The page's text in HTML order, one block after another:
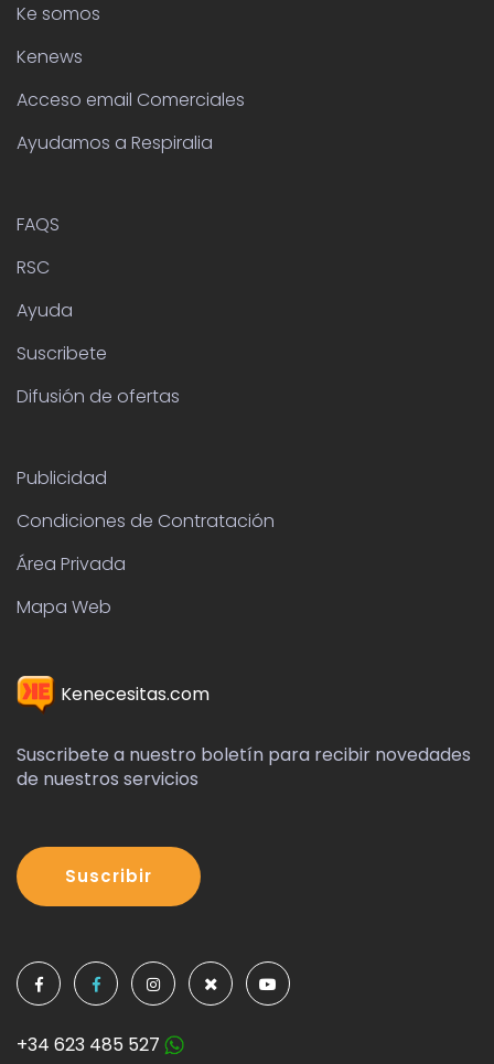
Ke somos
Kenews
Acceso email Comerciales
Ayudamos a Respiralia
FAQS
RSC
Ayuda
Suscribete
Difusión de ofertas
Publicidad
Condiciones de Contratación
Área Privada
Mapa Web
Kenecesitas.com
Suscribete a nuestro boletín para recibir novedades
de nuestros servicios
Suscribir
+34 623 485 527